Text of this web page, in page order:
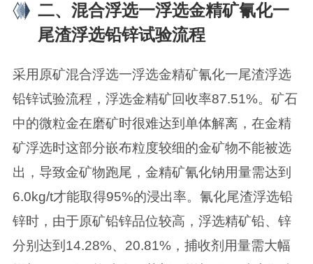
二、混合浮选一浮选金精矿氰化一
尾渣浮选铅锌试验流程
采用原矿混合浮选一浮选金精矿氰化一尾渣浮选
铅锌试验流程，浮选金精矿回收率87.51%。矿石
中的微粒金在磨矿时很难达到单体解离，在金精
矿浮选时这部分嵌布粒度较细的金矿物不能被选
出，导致金矿物跑尾，金精矿氰化钠用量需达到
6.0kg/t才能取得95%的浸出率。氰化尾渣浮选铅
锌时，由于原矿铅锌品位较高，浮选精矿铅、锌
分别达到14.28%、20.81%，捕收剂用量需大幅